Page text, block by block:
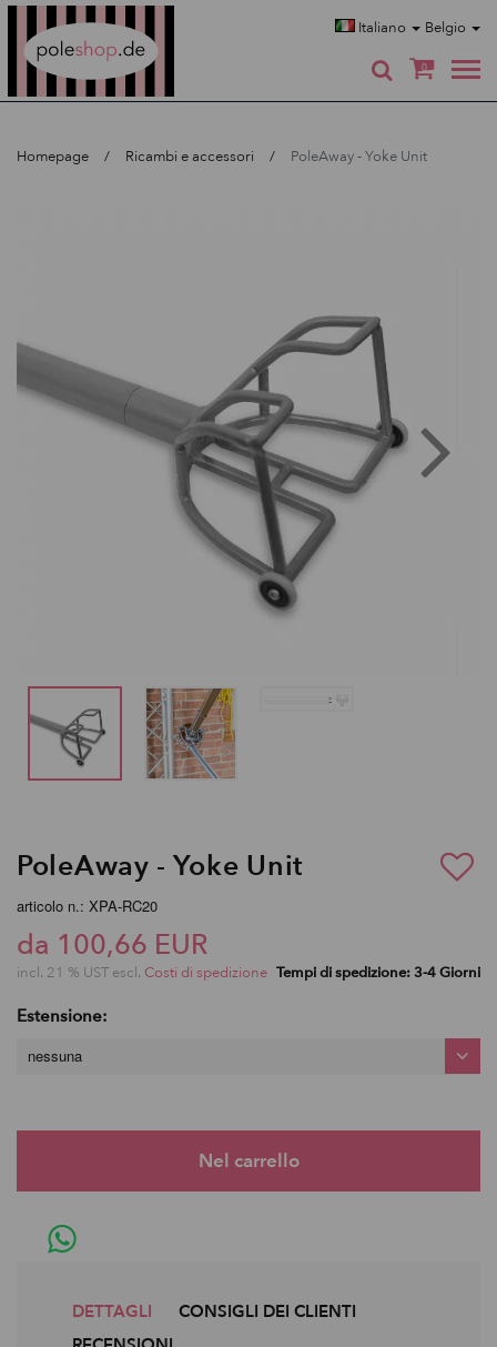
Italiano Belgio
0
Homepage Ricambi e accessori PoleAway - Yoke Unit
PoleAway - Yoke Unit
articolo n.: XPA-RC20
da 100,66 EUR
incl. 21 % UST escl. Costi di spedizione Tempi di spedizione: 3-4 Giorni
Estensione:
nessuna
DETTAGLI
CONSIGLI DEI CLIENTI